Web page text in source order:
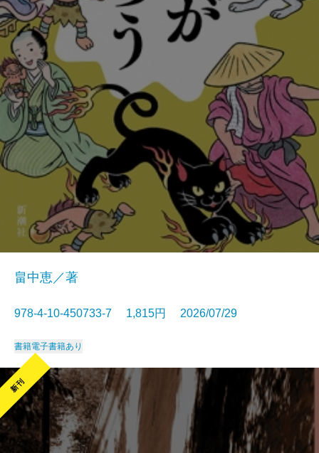
畠中恵／著
978-4-10-450733-7 1,815円 2026/07/29
書籍電子書籍あり
新刊